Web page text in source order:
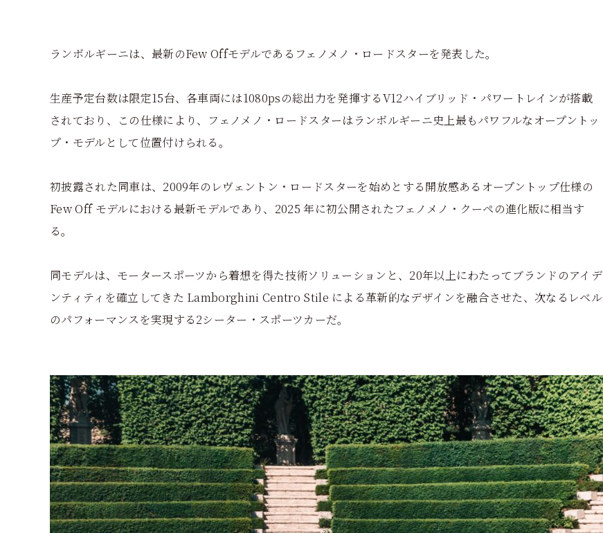
ランボルギーニは、最新のFew Offモデルであるフェノメノ・ロードスターを発表した。
生産予定台数は限定15台、各車両には1080psの総出力を発揮するV12ハイブリッド・パワートレインが搭載
されており、この仕様により、フェノメノ・ロードスターはランボルギーニ史上最もパワフルなオープントッ
プ・モデルとして位置付けられる。
初披露された同車は、2009年のレヴェントン・ロードスターを始めとする開放感あるオープントップ仕様の
Few Off モデルにおける最新モデルであり、2025 年に初公開されたフェノメノ・クーペの進化版に相当す
る。
同モデルは、モータースポーツから着想を得た技術ソリューションと、20年以上にわたってブランドのアイデ
ンティティを確立してきた Lamborghini Centro Stile による革新的なデザインを融合させた、次なるレベル
のパフォーマンスを実現する2シーター・スポーツカーだ。